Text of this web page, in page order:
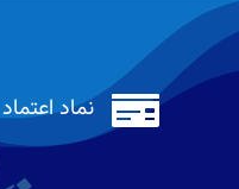
 نماد اعتماد